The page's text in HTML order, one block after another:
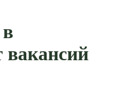
вакансий